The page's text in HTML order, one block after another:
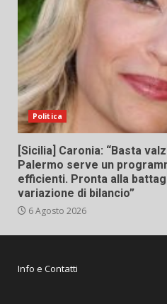
Politica
[Sicilia] Caronia: “Basta
Palermo serve un
efficienti. Pronta alla
variazione di bilancio”
6 Agosto 2026
Info e Contatti